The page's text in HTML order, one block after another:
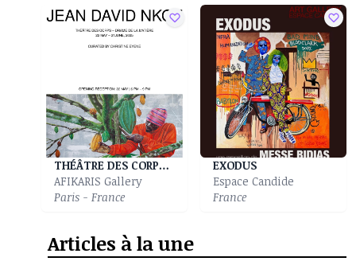
THÉÂTRE DES CORPS - DRAME DE LA MATIÈRE
AFIKARIS Gallery
Paris - France
EXODUS
Espace Candide
France
Articles à la une